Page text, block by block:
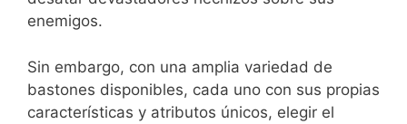
enemigos.
Sin embargo, con una amplia variedad de
bastones disponibles, cada uno con sus propias
características y atributos únicos, elegir el